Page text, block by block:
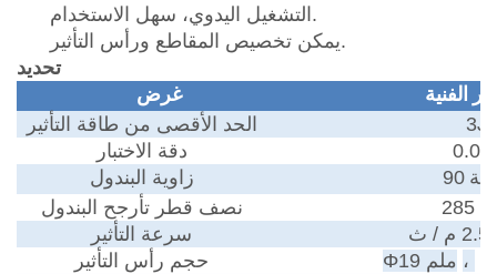
التشغيل اليدوي، سهل الاستخدام.
يمكن تخصيص المقاطع ورأس التأثير.
تحديد
غرض
الفنية
الحد الأقصى من طاقة التأثير
3J
دقة الاختبار
زاوية البندول
90
نصف قطر تأرجح البندول
سرعة التأثير
حجم رأس التأثير
Φ19 ملم ،